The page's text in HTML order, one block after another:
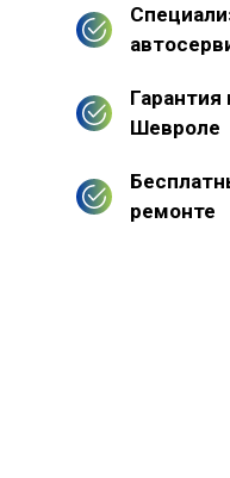
Шевроле
ремонте